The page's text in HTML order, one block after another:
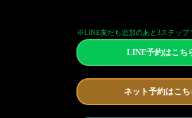
※LINE友だち追加のあと3ステップ
LINE予約はこち
ネット予約はこち